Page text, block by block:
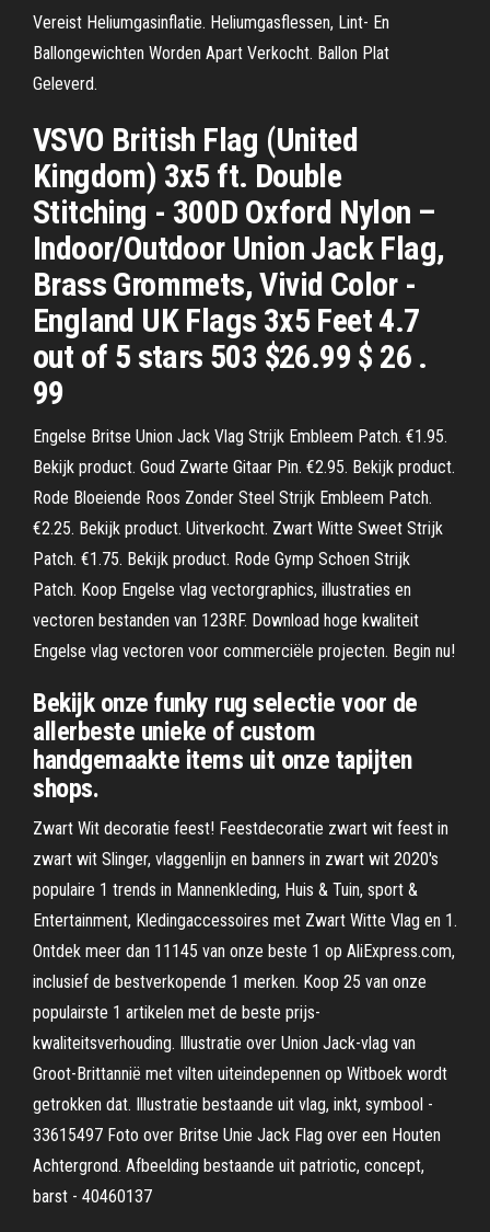
Vereist Heliumgasinflatie. Heliumgasflessen, Lint- En
Ballongewichten Worden Apart Verkocht. Ballon Plat
Geleverd.
VSVO British Flag (United
Kingdom) 3x5 ft. Double
Stitching - 300D Oxford Nylon –
Indoor/Outdoor Union Jack Flag,
Brass Grommets, Vivid Color -
England UK Flags 3x5 Feet 4.7
out of 5 stars 503 $26.99 $ 26 .
99
Engelse Britse Union Jack Vlag Strijk Embleem Patch. €1.95.
Bekijk product. Goud Zwarte Gitaar Pin. €2.95. Bekijk product.
Rode Bloeiende Roos Zonder Steel Strijk Embleem Patch.
€2.25. Bekijk product. Uitverkocht. Zwart Witte Sweet Strijk
Patch. €1.75. Bekijk product. Rode Gymp Schoen Strijk
Patch. Koop Engelse vlag vectorgraphics, illustraties en
vectoren bestanden van 123RF. Download hoge kwaliteit
Engelse vlag vectoren voor commerciële projecten. Begin nu!
Bekijk onze funky rug selectie voor de
allerbeste unieke of custom
handgemaakte items uit onze tapijten
shops.
Zwart Wit decoratie feest! Feestdecoratie zwart wit feest in
zwart wit Slinger, vlaggenlijn en banners in zwart wit 2020's
populaire 1 trends in Mannenkleding, Huis & Tuin, sport &
Entertainment, Kledingaccessoires met Zwart Witte Vlag en 1.
Ontdek meer dan 11145 van onze beste 1 op AliExpress.com,
inclusief de bestverkopende 1 merken. Koop 25 van onze
populairste 1 artikelen met de beste prijs-
kwaliteitsverhouding. Illustratie over Union Jack-vlag van
Groot-Brittannië met vilten uiteindepennen op Witboek wordt
getrokken dat. Illustratie bestaande uit vlag, inkt, symbool -
33615497 Foto over Britse Unie Jack Flag over een Houten
Achtergrond. Afbeelding bestaande uit patriotic, concept,
barst - 40460137